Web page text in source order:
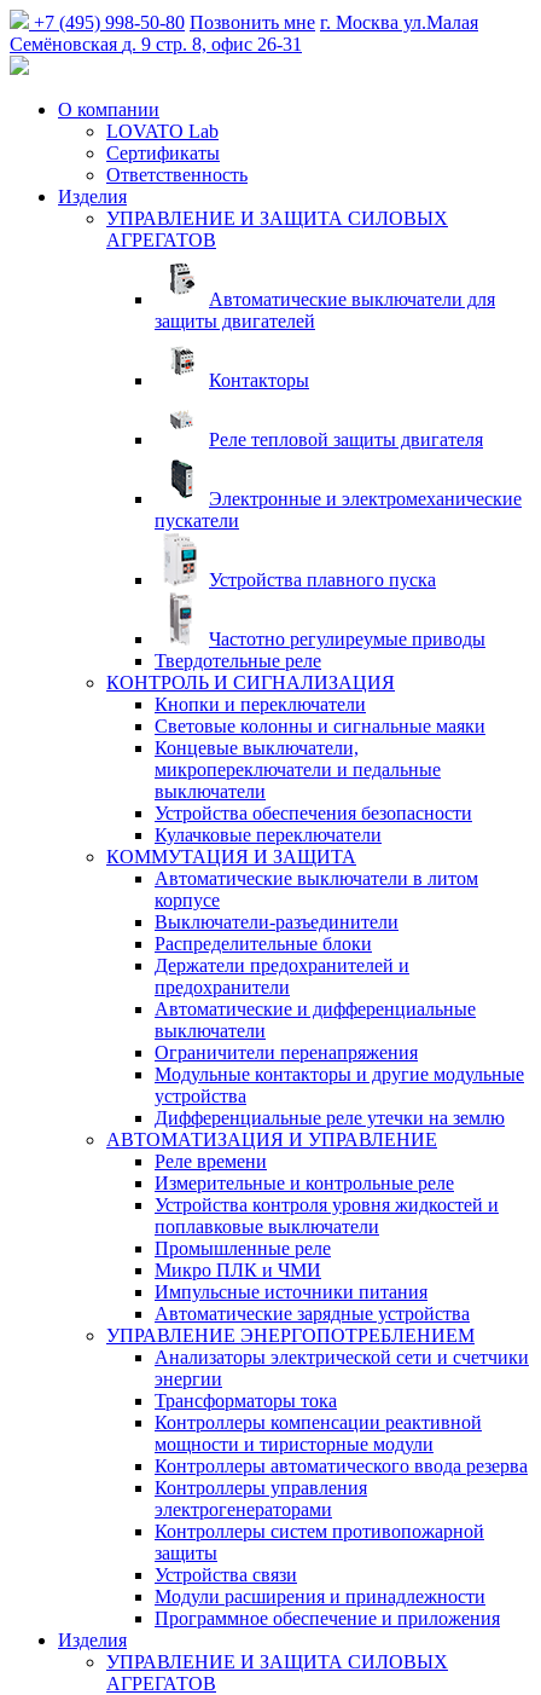
+7 (495) 998-50-80 Позвонить мне г. Москва ул.Малая
Семёновская д. 9 стр. 8, офис 26-31
О компании
LOVATO Lab
Сертификаты
Ответственность
Изделия
УПРАВЛЕНИЕ И ЗАЩИТА СИЛОВЫХ
АГРЕГАТОВ
Автоматические выключатели для
защиты двигателей
Контакторы
Реле тепловой защиты двигателя
Электронные и электромеханические
пускатели
Устройства плавного пуска
Частотно регулиреумые приводы
Твердотельные реле
КОНТРОЛЬ И СИГНАЛИЗАЦИЯ
Кнопки и переключатели
Световые колонны и сигнальные маяки
Концевые выключатели,
микропереключатели и педальные
выключатели
Устройства обеспечения безопасности
Кулачковые переключатели
КОММУТАЦИЯ И ЗАЩИТА
Автоматические выключатели в литом
корпусе
Выключатели-разъединители
Распределительные блоки
Держатели предохранителей и
предохранители
Автоматические и дифференциальные
выключатели
Ограничители перенапряжения
Модульные контакторы и другие модульные
устройства
Дифференциальные реле утечки на землю
АВТОМАТИЗАЦИЯ И УПРАВЛЕНИЕ
Реле времени
Измерительные и контрольные реле
Устройства контроля уровня жидкостей и
поплавковые выключатели
Промышленные реле
Микро ПЛК и ЧМИ
Импульсные источники питания
Автоматические зарядные устройства
УПРАВЛЕНИЕ ЭНЕРГОПОТРЕБЛЕНИЕМ
Анализаторы электрической сети и счетчики
энергии
Трансформаторы тока
Контроллеры компенсации реактивной
мощности и тиристорные модули
Контроллеры автоматического ввода резерва
Контроллеры управления
электрогенераторами
Контроллеры систем противопожарной
защиты
Устройства связи
Модули расширения и принадлежности
Программное обеспечение и приложения
Изделия
УПРАВЛЕНИЕ И ЗАЩИТА СИЛОВЫХ
АГРЕГАТОВ